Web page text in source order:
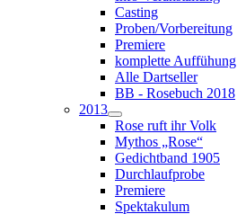
Casting
Proben/Vorbereitung
Premiere
komplette Auffühung
Alle Dartseller
BB - Rosebuch 2018
2013
Rose ruft ihr Volk
Mythos „Rose“
Gedichtband 1905
Durchlaufprobe
Premiere
Spektakulum